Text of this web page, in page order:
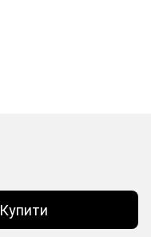
Купити